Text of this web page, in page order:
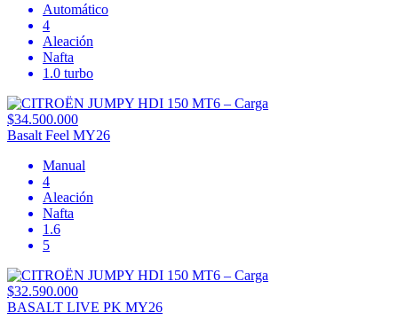
Automático
4
Aleación
Nafta
1.0 turbo
$34.500.000
Basalt Feel MY26
Manual
4
Aleación
Nafta
1.6
5
$32.590.000
BASALT LIVE PK MY26